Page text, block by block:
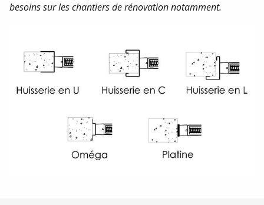
besoins sur les chantiers de rénovation notamment.